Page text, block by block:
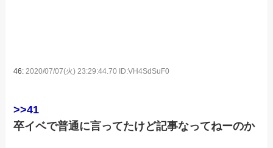
46:2020/07/07(火) 23:29:44.70 ID:VH4SdSuF0
>>41
卒イベで普通に言ってたけど記事なってねーのか